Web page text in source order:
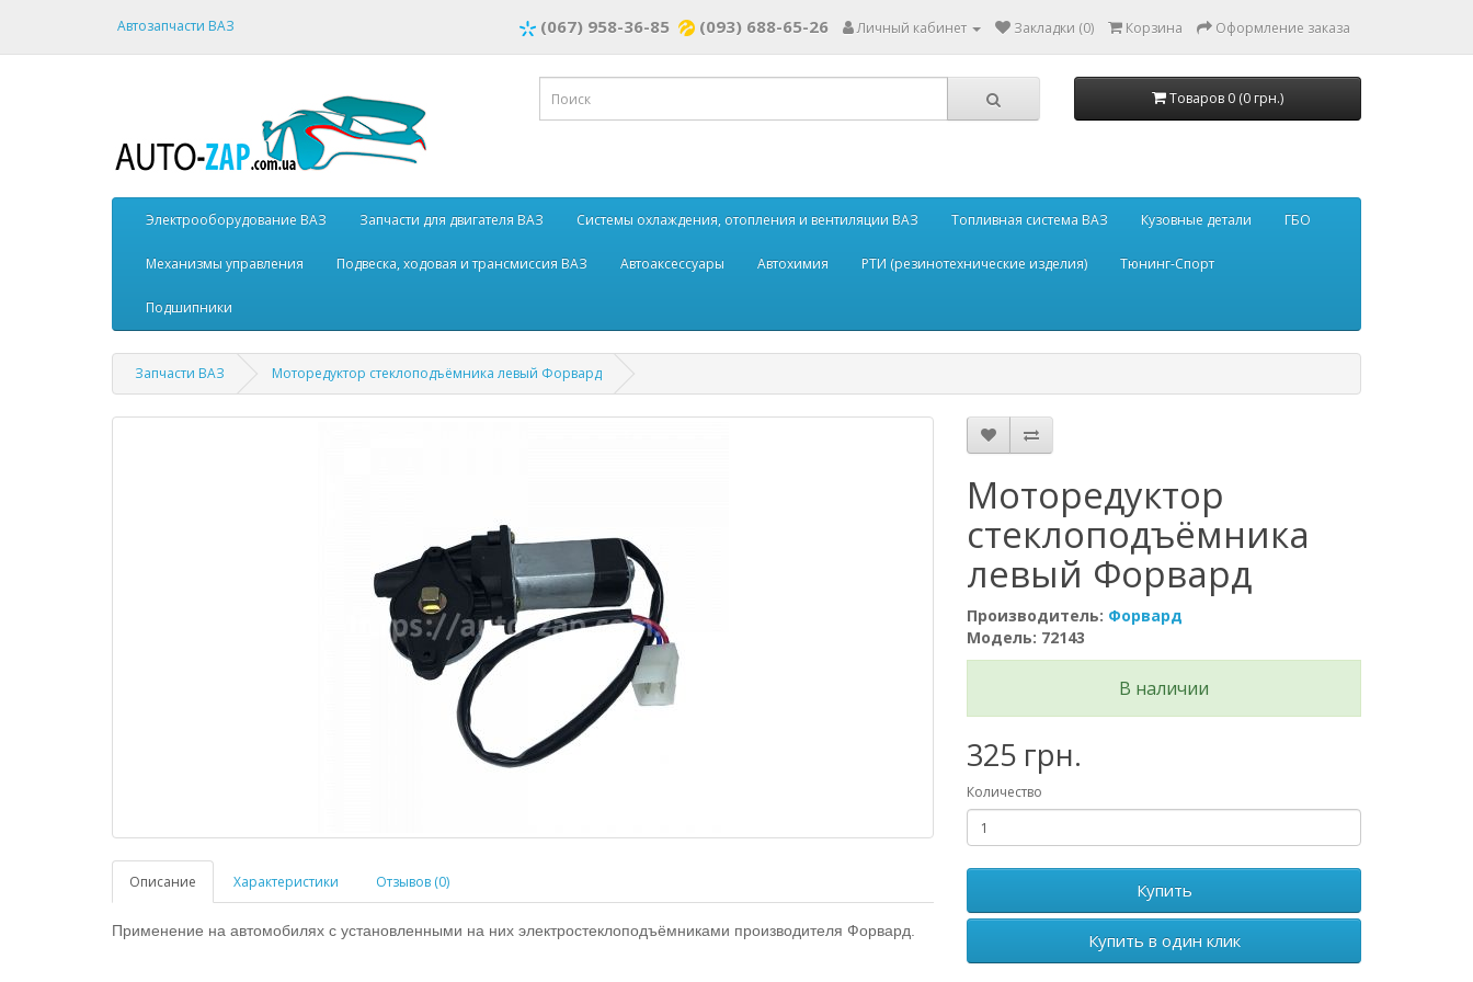
Автозапчасти ВАЗ (067) 958-36-85 (093) 688-65-26 Личный кабинет Закладки (0) Корзина Оформление заказа
Товаров 0 (0 грн.)
Электрооборудование ВАЗ Запчасти для двигателя ВАЗ Системы охлаждения, отопления и вентиляции ВАЗ Топливная система ВАЗ Кузовные детали ГБО
Механизмы управления Подвеска, ходовая и трансмиссия ВАЗ Автоаксессуары Автохимия РТИ (резинотехнические изделия) Тюнинг-Спорт
Подшипники
Запчасти ВАЗ Моторедуктор стеклоподъёмника левый Форвард
Описание Характеристики Отзывов (0)
Применение на автомобилях с установленными на них электростеклоподъёмниками производителя Форвард.
Моторедуктор
стеклоподъёмника
левый Форвард
Производитель: Форвард
Модель: 72143
В наличии
325 грн.
Количество
Купить
Купить в один клик